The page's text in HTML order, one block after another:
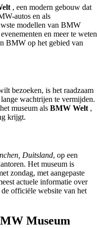
, een modern gebouw dat
autos en als
modellen van BMW
en meer te weten
BMW op het gebied van
bezoeken, is het raadzaam
wachtrijen te vermijden.
museum als BMW Welt ,
krijgt.
Duitsland, op een
Het museum is
zondag, met aangepaste
actuele informatie over
officiële website van het
Museum